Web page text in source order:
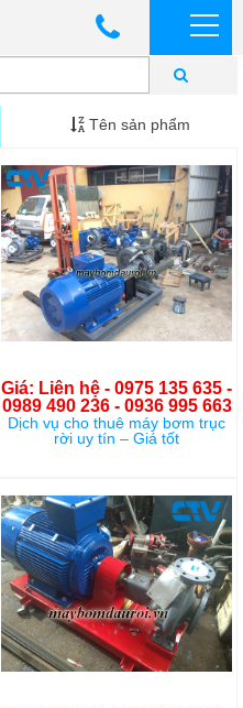
Tên sản phẩm
Giá: Liên hệ - 0975 135 635 -
0989 490 236 - 0936 995 663
Dịch vụ cho thuê máy bơm trục
rời uy tín – Giá tốt